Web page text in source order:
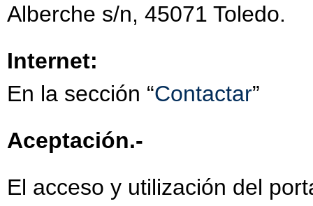
Alberche s/n, 45071 Toledo.
Internet:
En la sección “Contactar”
Aceptación.-
El acceso y utilización del